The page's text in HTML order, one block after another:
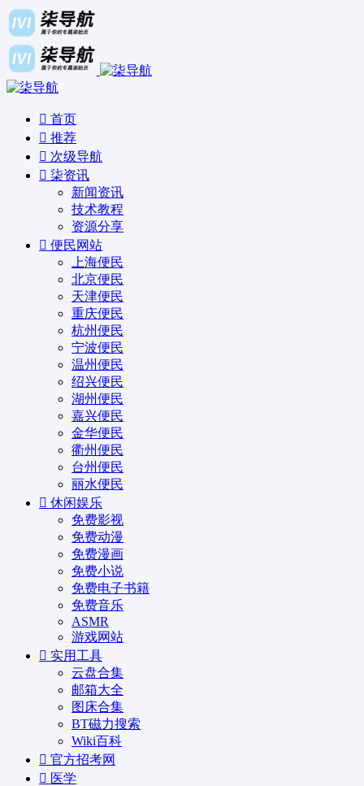
首页
推荐
次级导航
柒资讯
新闻资讯
技术教程
资源分享
便民网站
上海便民
北京便民
天津便民
重庆便民
杭州便民
宁波便民
温州便民
绍兴便民
湖州便民
嘉兴便民
金华便民
衢州便民
台州便民
丽水便民
休闲娱乐
免费影视
免费动漫
免费漫画
免费小说
免费电子书籍
免费音乐
ASMR
游戏网站
实用工具
云盘合集
邮箱大全
图床合集
BT磁力搜索
Wiki百科
官方招考网
医学